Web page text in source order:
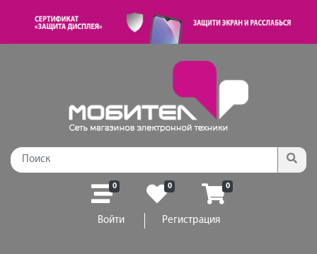
0 0 0
Войти Регистрация